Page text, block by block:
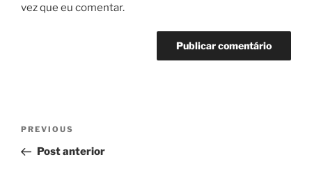
vez que eu comentar.
Navegação
Post
Previous
Post
PREVIOUS
Post anterior